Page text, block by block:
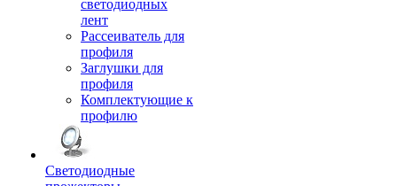
светодиодных
лент
Рассеиватель для
профиля
Заглушки для
профиля
Комплектующие к
профилю
Светодиодные